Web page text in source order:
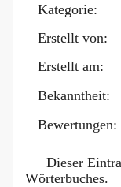
Kategorie:
Erstellt von:
Erstellt am:
Bekanntheit:
Bewertungen:
Dieser
Wörterbuches.